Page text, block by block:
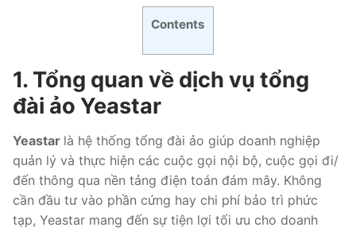
PRI VoIP Gateway TE100
BRI VoIP Gateway
LIÊN HỆ
TIN TỨC
HƯỚNG DẪN
Contents
1. Tổng quan về dịch vụ tổng
đài ảo Yeastar
Yeastar là hệ thống tổng đài ảo giúp doanh nghiệp
quản lý và thực hiện các cuộc gọi nội bộ, cuộc gọi đi/
đến thông qua nền tảng điện toán đám mây. Không
cần đầu tư vào phần cứng hay chi phí bảo trì phức
tạp, Yeastar mang đến sự tiện lợi tối ưu cho doanh